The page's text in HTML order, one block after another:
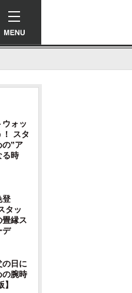
と、時計と
ウォッ
スタ
の”ア
る時
登
タッ
畳縁ス
デ
の日に
の腕時